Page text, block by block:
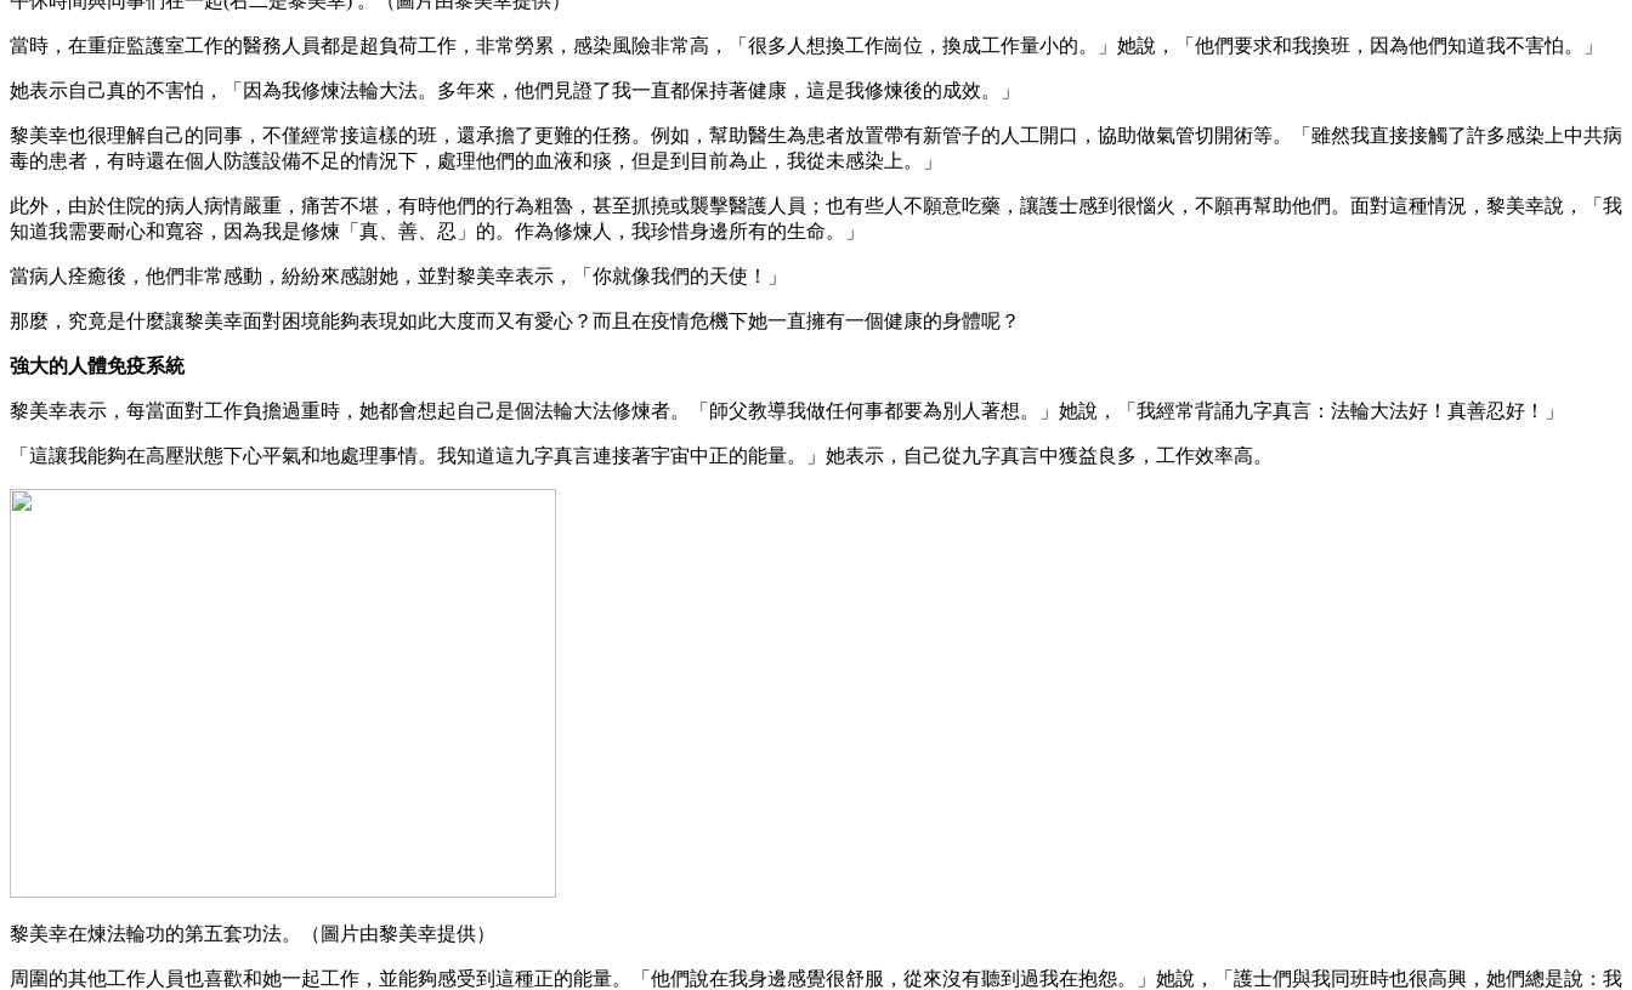
當時，在重症監護室工作的醫務人員都是超負荷工作，非常勞累，感染風險非常高，「很多人想換工作崗位，換成工作量小的。」她說，「他們要求和我換班，因為他們知道我不害怕。」
她表示自己真的不害怕，「因為我修煉法輪大法。多年來，他們見證了我一直都保持著健康，這是我修煉後的成效。」
黎美幸也很理解自己的同事，不僅經常接這樣的班，還承擔了更難的任務。例如，幫助醫生為患者放置帶有新管子的人工開口，協助做氣管切開術等。「雖然我直接接觸了許多感染上中共病
毒的患者，有時還在個人防護設備不足的情況下，處理他們的血液和痰，但是到目前為止，我從未感染上。」
此外，由於住院的病人病情嚴重，痛苦不堪，有時他們的行為粗魯，甚至抓撓或襲擊醫護人員；也有些人不願意吃藥，讓護士感到很惱火，不願再幫助他們。面對這種情況，黎美幸說，「我
知道我需要耐心和寬容，因為我是修煉「真、善、忍」的。作為修煉人，我珍惜身邊所有的生命。」
當病人痊癒後，他們非常感動，紛紛來感謝她，並對黎美幸表示，「你就像我們的天使！」
那麼，究竟是什麼讓黎美幸面對困境能夠表現如此大度而又有愛心？而且在疫情危機下她一直擁有一個健康的身體呢？
強大的人體免疫系統
黎美幸表示，每當面對工作負擔過重時，她都會想起自己是個法輪大法修煉者。「師父教導我做任何事都要為別人著想。」她說，「我經常背誦九字真言：法輪大法好！真善忍好！」
「這讓我能夠在高壓狀態下心平氣和地處理事情。我知道這九字真言連接著宇宙中正的能量。」她表示，自己從九字真言中獲益良多，工作效率高。
黎美幸在煉法輪功的第五套功法。（圖片由黎美幸提供）
周圍的其他工作人員也喜歡和她一起工作，並能夠感受到這種正的能量。「他們說在我身邊感覺很舒服，從來沒有聽到過我在抱怨。」她說，「護士們與我同班時也很高興，她們總是說：我